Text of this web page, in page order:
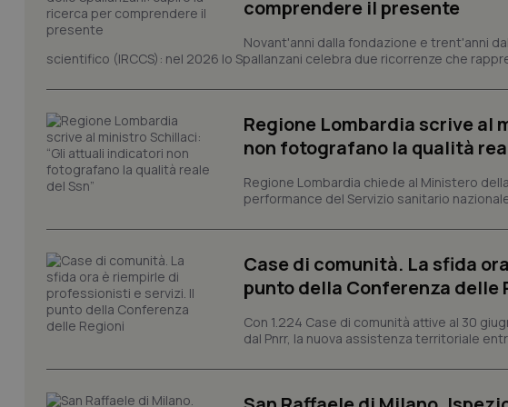
comprendere il presente
Novant'anni dalla fondazione e trent'anni
scientifico (IRCCS): nel 2026 lo Spallanzani celebra due ricorrenze che
Regione Lombardia scrive
non fotografano la qualità
Regione Lombardia chiede al Ministero
performance del Servizio sanitario
Case di comunità. La sfida
punto della Conferenza delle
Con 1.224 Case di comunità attive al 30
dal Pnrr, la nuova assistenza territoriale
e l'accesso alle aree protette del sito. Il
Fornitore
CookieScriptConsent
tracking-sites-ironfish-
tracking-sites-ironfish-
session-id
_ga
Google